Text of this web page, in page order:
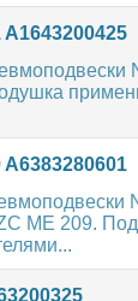
ME 209.